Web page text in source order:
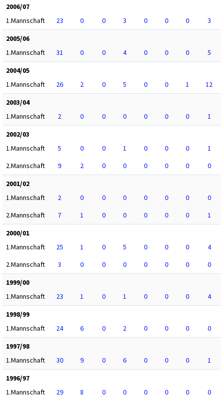
2006/07
1.Mannschaft
23 0 0 3 0 0 0
3
2005/06
1.Mannschaft
31 0 0 4 0 0 0
5
2004/05
1.Mannschaft
26 2 0 5 0 0 1
12
2003/04
1.Mannschaft
2 0 0 0 0 0 0
1
2002/03
1.Mannschaft
5 0 0 1 0 0 0
1
2.Mannschaft
9 2 0 0 0 0 0
0
2001/02
1.Mannschaft
2 0 0 0 0 0 0
0
2.Mannschaft
7 1 0 0 0 0 0
1
2000/01
1.Mannschaft
25 1 0 5 0 0 0
4
2.Mannschaft
3 0 0 0 0 0 0
0
1999/00
1.Mannschaft
23 1 0 1 0 0 0
4
1998/99
1.Mannschaft
24 6 0 2 0 0 0
0
1997/98
1.Mannschaft
30 9 0 6 0 0 0
1
1996/97
1.Mannschaft
29 8 0 0 0 0 0
0